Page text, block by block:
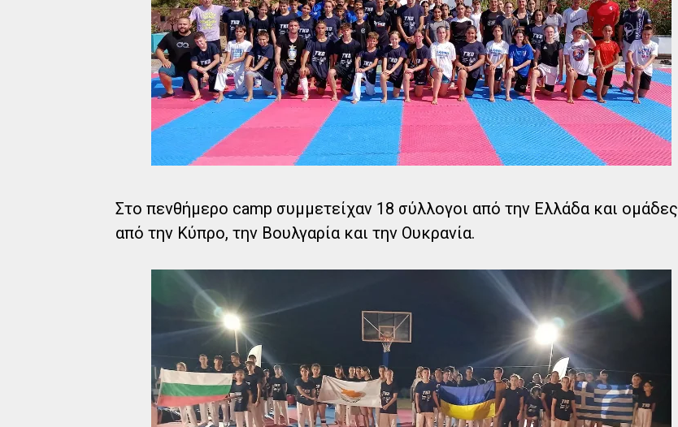
Στο πενθήμερο camp συμμετείχαν 18 σύλλογοι από την Ελλάδα και ομάδες
από την Κύπρο, την Βουλγαρία και την Ουκρανία.